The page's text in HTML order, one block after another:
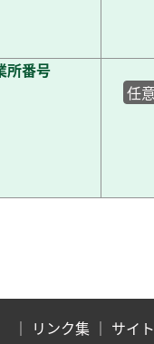
所番号
任意
｜ リンク集 ｜ サイ